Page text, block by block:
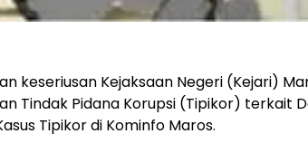
keseriusan Kejaksaan Negeri (Kejari)
Tindak Pidana Korupsi (Tipikor) terkait
Tipikor di Kominfo Maros.